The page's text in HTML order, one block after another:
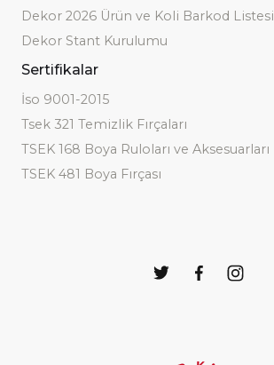
Dekor 2026 Ürün ve Koli Barkod Listesi
Dekor Stant Kurulumu
Sertifikalar
İso 9001-2015
Tsek 321 Temizlik Fırçaları
TSEK 168 Boya Ruloları ve Aksesuarları
TSEK 481 Boya Fırçası